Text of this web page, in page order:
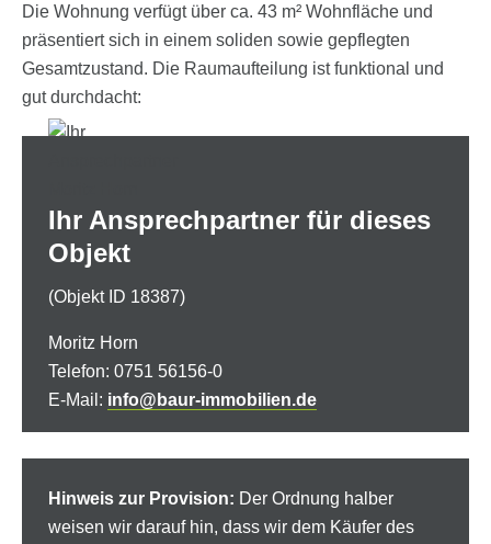
Die Wohnung verfügt über ca. 43 m² Wohnfläche und
präsentiert sich in einem soliden sowie gepflegten
Gesamtzustand. Die Raumaufteilung ist funktional und
gut durchdacht:
Küche in gepflegtem und solidem Zustand. Über die
Küche erreicht man das Schlafzimmer.
Gegenüber dem Flur liegt das im Jahr 2021 renovierte
Badezimmer.
angenehmer Wohnatmosphäre.
In den vergangenen Jahren wurden bereits wesentliche
verfügt die Wohnung über pflegeleichte Vinylböden
sowie bereits ausgetauschte Fenster aus den 1990er
Ihr Ansprech­partner für dieses
Objekt
(Objekt ID 18387)
Moritz Horn
Telefon: 0751 56156-0
E-Mail: info@baur-immobilien.de
Hinweis zur Provision: Der Ordnung halber
weisen wir darauf hin, dass wir dem Käufer des